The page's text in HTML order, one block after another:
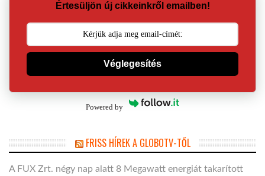
Értesüljön új cikkeinkről emailben!
Véglegesítés
Powered by
FRISS HÍREK A GLOBOTV-TŐL
A FUX Zrt. négy nap alatt 8 Megawatt energiát takarított